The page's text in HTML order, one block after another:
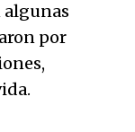
algunas
por